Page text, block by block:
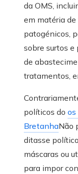
da OMS,
em matéria
patogénicos,
sobre surtos e
de
tratamentos,
políticos do os
BretanhaNão
ditasse
máscaras ou
para impor